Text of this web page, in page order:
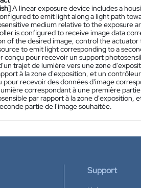
A linear exposure device includes a
to emit light along a light path
medium relative to the exposure
is configured to receive image data
of the desired image, control the
to emit light corresponding to a
conçu pour recevoir un support
trajet de lumière vers une zone
à la zone d'exposition, et un
pour recevoir des données d'image
correspondant à une première
par rapport à la zone d'exposition,
partie de l'image souhaitée.
Support